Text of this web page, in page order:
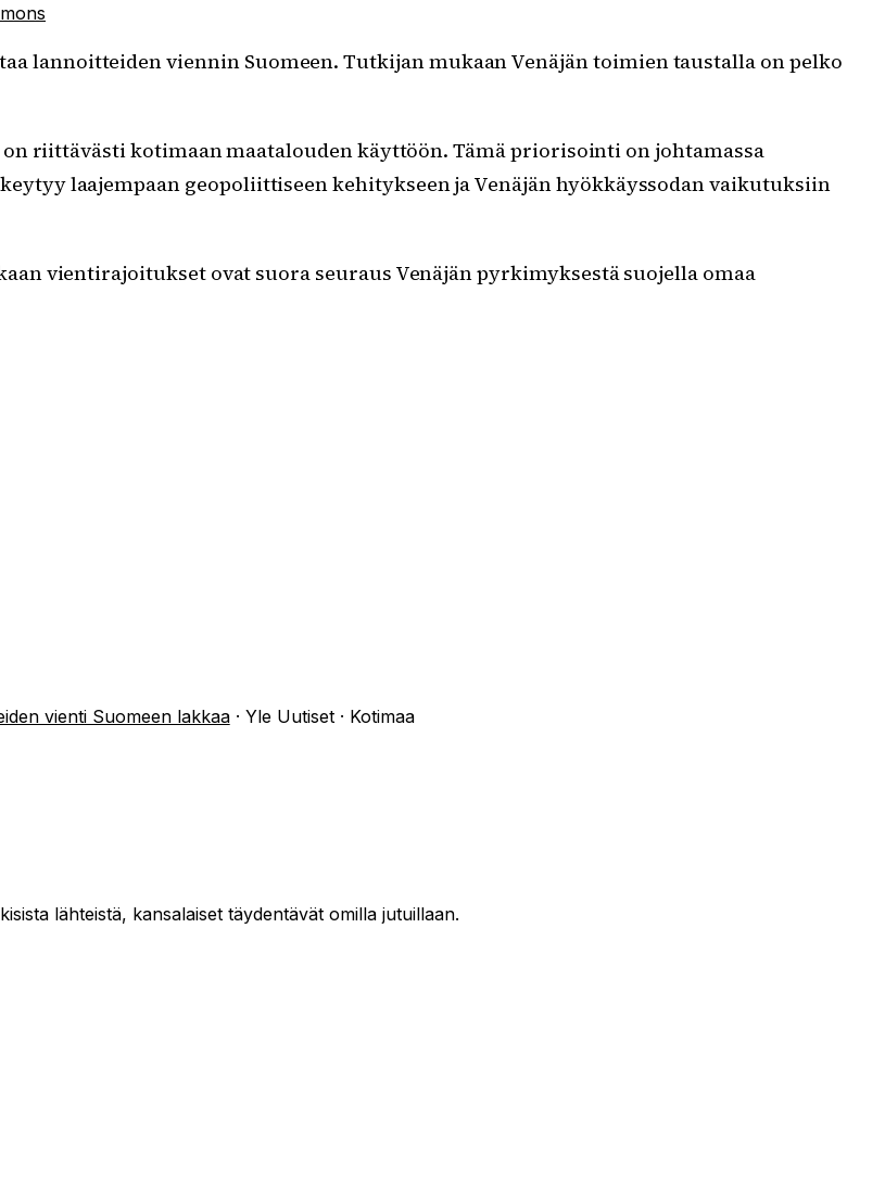
lannoitteiden viennin Suomeen. Tutkijan mukaan Venäjän toimien taustalla on pelko
riittävästi kotimaan maatalouden käyttöön. Tämä priorisointi on johtamassa
laajempaan geopoliittiseen kehitykseen ja Venäjän hyökkäyssodan vaikutuksiin
vientirajoitukset ovat suora seuraus Venäjän pyrkimyksestä suojella omaa
vienti Suomeen lakkaa· Yle Uutiset · Kotimaa
lähteistä, kansalaiset täydentävät omilla jutuillaan.